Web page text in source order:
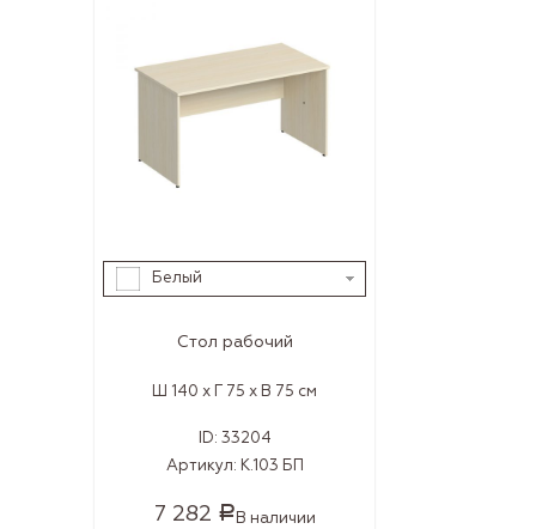
Белый
Стол рабочий
Ш 140 x Г 75 x В 75 см
ID: 33204
Артикул: К.103 БП
7 282 Р В наличии